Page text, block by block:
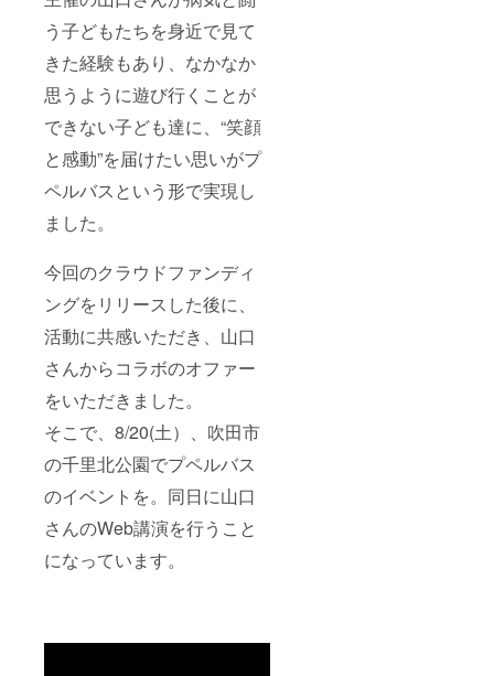
う子どもたちを身近で見て
きた経験もあり、なかなか
思うように遊び行くことが
できない子ども達に、“笑顔
と感動”を届けたい思いがプ
ペルバスという形で実現し
ました。
今回のクラウドファンディ
ングをリリースした後に、
活動に共感いただき、山口
さんからコラボのオファー
をいただきました。
そこで、8/20(土）、吹田市
の千里北公園でプペルバス
のイベントを。同日に山口
さんのWeb講演を行うこと
になっています。